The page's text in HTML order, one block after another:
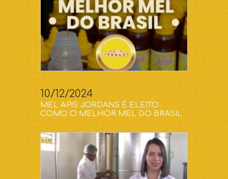
10/12/2024
MEL APIS JORDANS É ELEITO
COMO O MELHOR MEL DO BRASIL